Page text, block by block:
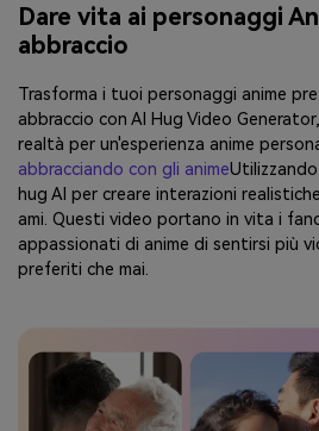
Dare vita ai personaggi
abbraccio
Trasforma i tuoi personaggi anime
abbraccio con AI Hug Video
realtà per un'esperienza anime
abbracciando con gli anime
hug AI per creare interazioni
ami. Questi video portano in vita i
appassionati di anime di sentirsi più
preferiti che mai.